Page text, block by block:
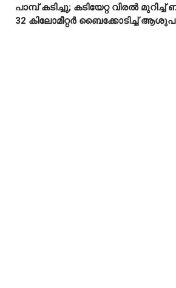
  
പാമ്പ് കടിച്ചു; കടിയേറ്റ വിരൽ മുറിച്ച്
32 കിലോമീറ്റർ ബൈക്കോടിച്ച്